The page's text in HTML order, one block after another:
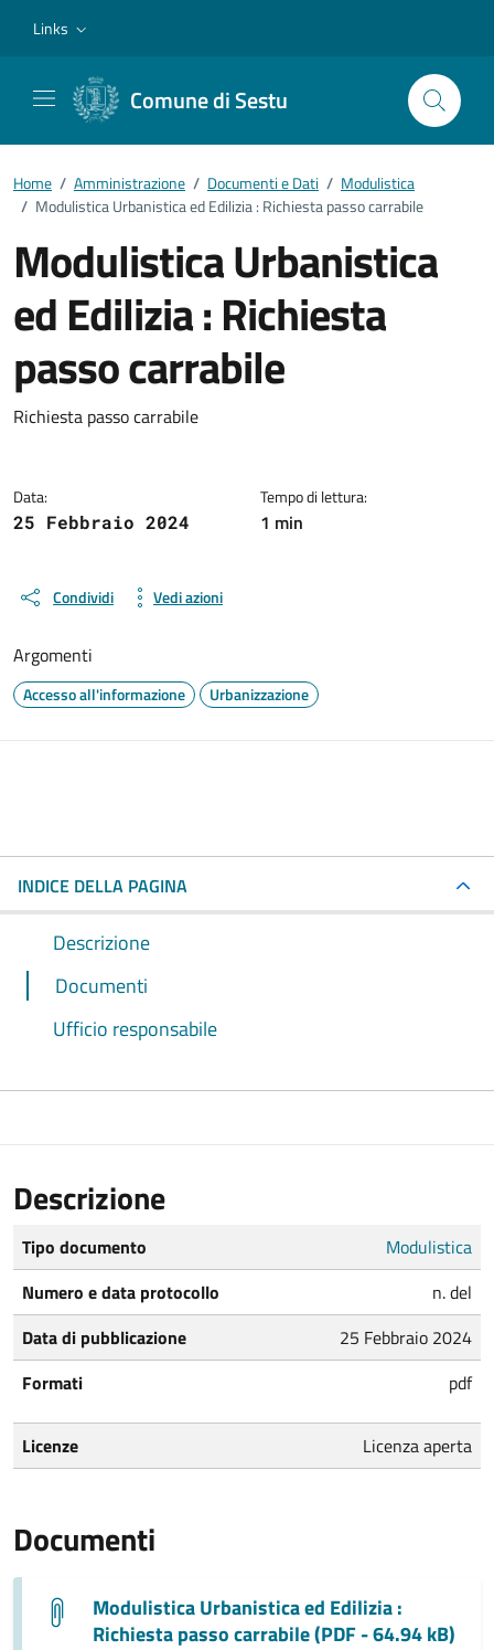
Links
Comune di Sestu
Home / Amministrazione / Documenti e Dati / Modulistica
/ Modulistica Urbanistica ed Edilizia : Richiesta passo carrabile
Modulistica Urbanistica
ed Edilizia : Richiesta
passo carrabile
Dettagli del documento
Richiesta passo carrabile
Data:
25 Febbraio 2024
Tempo di lettura:
1 min
Condividi Vedi azioni
Argomenti
Accesso all'informazione Urbanizzazione
INDICE DELLA PAGINA
Descrizione
Documenti
Ufficio responsabile
Descrizione
Tipo documento
Modulistica
Numero e data protocollo
n. del
Data di pubblicazione
25 Febbraio 2024
Formati
pdf
Licenze Licenza aperta
Documenti
Modulistica Urbanistica ed Edilizia :
Richiesta passo carrabile (PDF - 64.94 kB)